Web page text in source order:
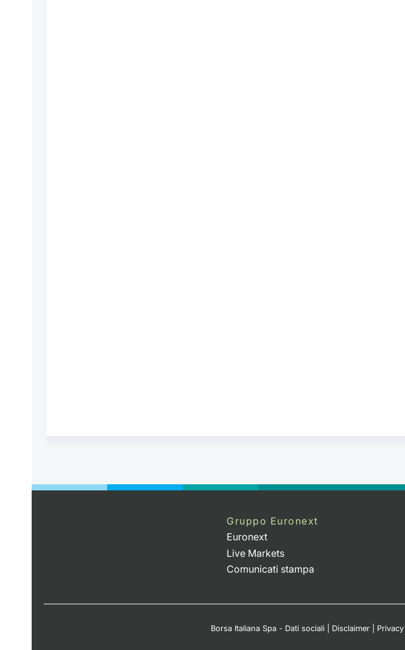
Gruppo Euronext
Euronext
Live Markets
Comunicati stampa
Borsa Italiana Spa - Dati sociali Disclaimer Privacy